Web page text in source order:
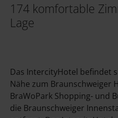
174 komfortable
Lage
Das IntercityHotel befindet
Nähe zum Braunschweiger
BraWoPark Shopping- und
die Braunschweiger